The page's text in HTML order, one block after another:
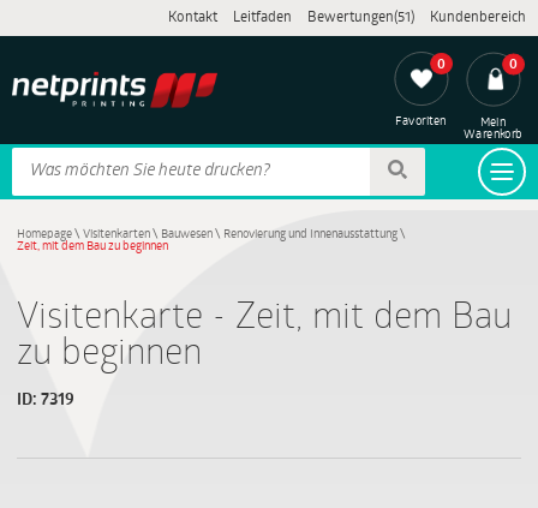
Kontakt Leitfaden Bewertungen(51) Kundenbereich
0
Favoriten
0
Mein
Warenkorb
Homepage\ Visitenkarten\ Bauwesen\ Renovierung und Innenausstattung\
Zeit, mit dem Bau zu beginnen
Visitenkarte - Zeit, mit dem Bau
zu beginnen
ID: 7319